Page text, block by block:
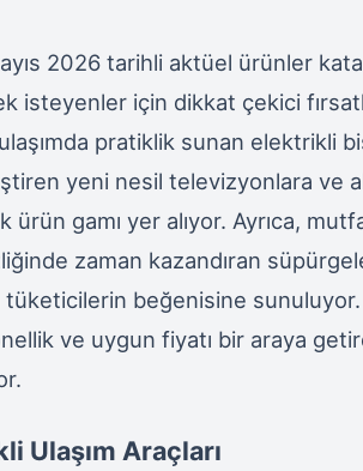
2026 tarihli aktüel ürünler
isteyenler için dikkat çekici
pratiklik sunan elektrikli
yeni nesil televizyonlara ve
ürün gamı yer alıyor. Ayrıca,
zaman kazandıran
beğenisine
ve uygun fiyatı bir araya
Ulaşım Araçları